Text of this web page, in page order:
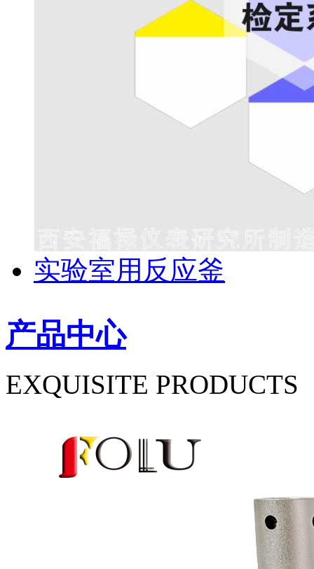
实验室用反应釜
产品中心
EXQUISITE PRODUCTS